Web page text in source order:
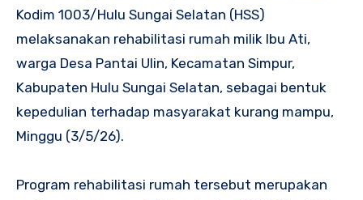
Kodim 1003/Hulu Sungai Selatan (HSS)
melaksanakan rehabilitasi rumah milik Ibu Ati,
warga Desa Pantai Ulin, Kecamatan Simpur,
Kabupaten Hulu Sungai Selatan, sebagai bentuk
kepedulian terhadap masyarakat kurang mampu,
Minggu (3/5/26).
Program rehabilitasi rumah tersebut merupakan